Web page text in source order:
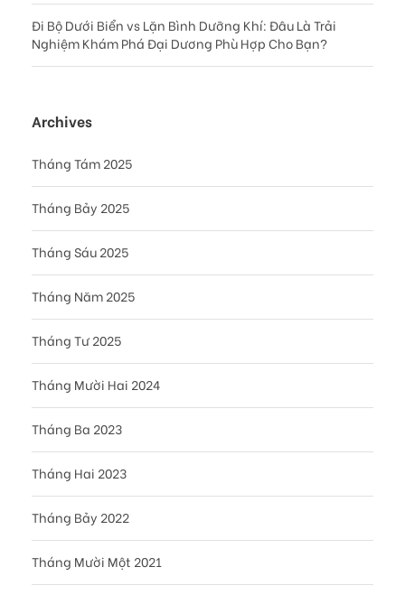
Đi Bộ Dưới Biển vs Lặn Bình Dưỡng Khí: Đâu Là Trải
Nghiệm Khám Phá Đại Dương Phù Hợp Cho Bạn?
Archives
Tháng Tám 2025
Tháng Bảy 2025
Tháng Sáu 2025
Tháng Năm 2025
Tháng Tư 2025
Tháng Mười Hai 2024
Tháng Ba 2023
Tháng Hai 2023
Tháng Bảy 2022
Tháng Mười Một 2021